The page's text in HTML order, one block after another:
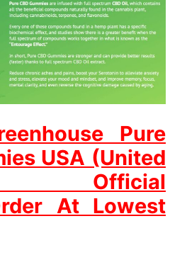
Pure
USA (United
Official
At Lowest